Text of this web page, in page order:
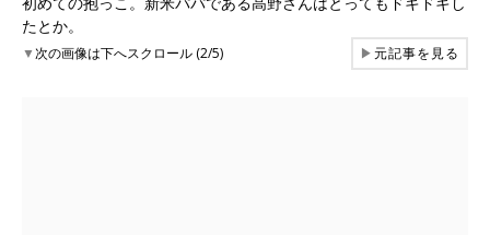
たとか。
▼次の画像は下へスクロール (2/5) ▶元記事を見る